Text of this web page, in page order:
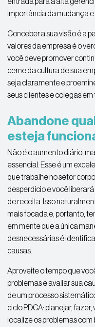
importância da mudança e
Conceber a sua visão é a
valores da empresa é o
você deve promover
cerne da cultura de sua
seja claramente e
seus clientes e colegas em
Abandone
esteja
Não é o aumento diário,
essencial. Esse é um
que trabalhe no setor
desperdício e você
de receita. Isso
mais focada e, portanto,
em mente que a única
desnecessárias é
causas.
Aproveite o tempo que
problemas e avaliar sua
de um processo
ciclo PDCA: planejar,
localize os problemas